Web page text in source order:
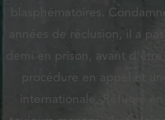
blasphématoires.
années de réclusion, il a
demi en prison, avant
procédure en appel et
internationale. Réfugié